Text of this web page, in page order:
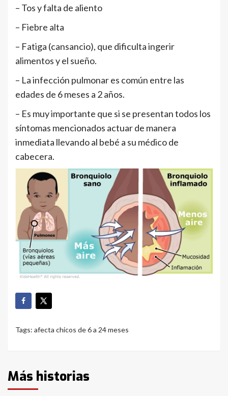
– Tos y falta de aliento
– Fiebre alta
– Fatiga (cansancio), que dificulta ingerir
alimentos y el sueño.
– La infección pulmonar es común entre las
edades de 6 meses a 2 años.
– Es muy importante que si se presentan todos los
síntomas mencionados actuar de manera
inmediata llevando al bebé a su médico de
cabecera.
Tags: afecta chicos de 6 a 24 meses
Más historias